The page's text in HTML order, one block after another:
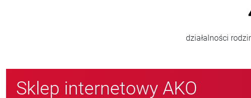
Sklep internetowy AKO